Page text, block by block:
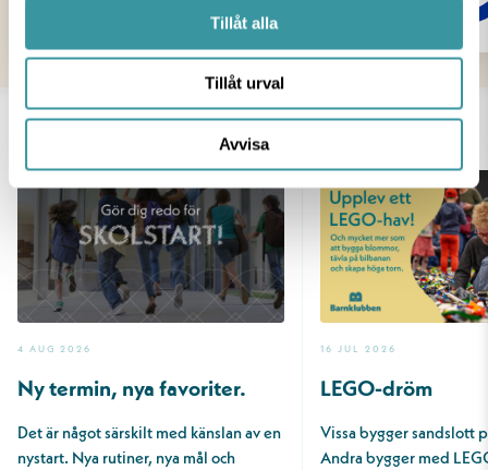
Tillåt alla
Tillåt urval
Avvisa
4 AUG 2026
Ny termin, nya favoriter.
Det är något särskilt med känslan av en
nystart. Nya rutiner, nya mål och
16 JUL 2026
LEGO-dröm
Vissa bygger sandslott
Andra bygger med